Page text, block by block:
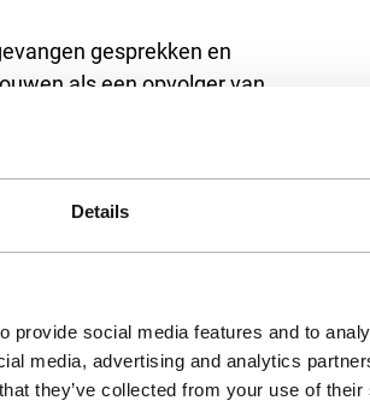
Details
provide social media features and to
media, advertising and analytics
they’ve collected from your use of
gesprekken en
als een opvolger van
veranderingen in
zijn kijk op mensen.(LC)